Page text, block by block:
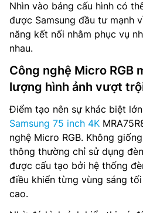
Nhìn vào bảng cấu hình có
được Samsung đầu tư mạnh
năng kết nối nhằm phục vụ
nhau.
Công nghệ Micro RGB
lượng hình ảnh vượt
Điểm tạo nên sự khác biệt
Samsung 75 inch 4K
nghệ Micro RGB. Không
thông thường chỉ sử dụng
được cấu tạo bởi hệ thống
điều khiển từng vùng sáng
cao.